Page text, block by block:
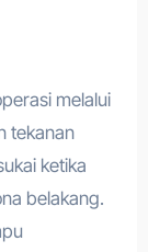
melalui
tekanan
ketika
belakang.